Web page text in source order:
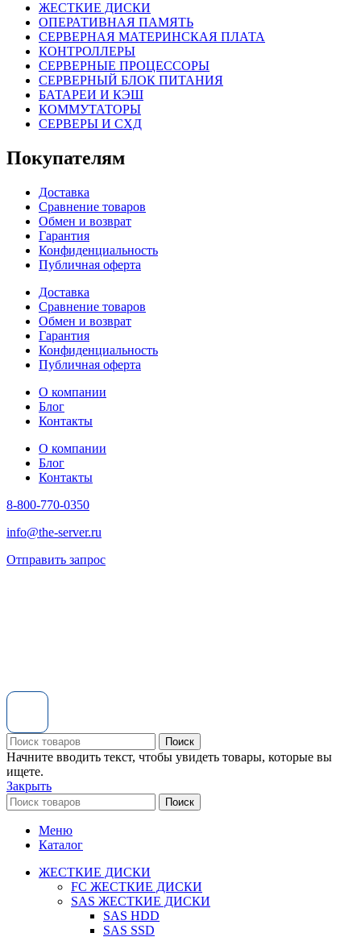
ЖЕСТКИЕ ДИСКИ
ОПЕРАТИВНАЯ ПАМЯТЬ
СЕРВЕРНАЯ МАТЕРИНСКАЯ ПЛАТА
КОНТРОЛЛЕРЫ
СЕРВЕРНЫЕ ПРОЦЕССОРЫ
СЕРВЕРНЫЙ БЛОК ПИТАНИЯ
БАТАРЕИ И КЭШ
КОММУТАТОРЫ
СЕРВЕРЫ И СХД
Покупателям
Доставка
Сравнение товаров
Обмен и возврат
Гарантия
Конфиденциальность
Публичная оферта
Доставка
Сравнение товаров
Обмен и возврат
Гарантия
Конфиденциальность
Публичная оферта
О компании
Блог
Контакты
О компании
Блог
Контакты
8-800-770-0350
info@the-server.ru
Отправить запрос
Поиск
Начните вводить текст, чтобы увидеть товары, которые вы
ищете.
Закрыть
Поиск
Меню
Каталог
ЖЕСТКИЕ ДИСКИ
FC ЖЕСТКИЕ ДИСКИ
SAS ЖЕСТКИЕ ДИСКИ
SAS HDD
SAS SSD